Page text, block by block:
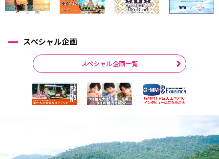
スペシャル企画
スペシャル企画一覧